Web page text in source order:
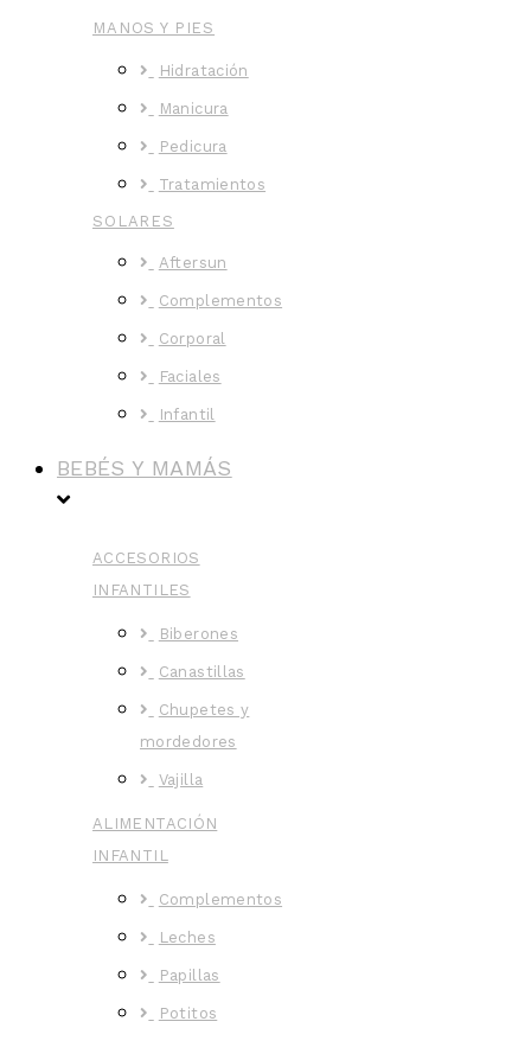
MANOS Y PIES
Hidratación
Manicura
Pedicura
Tratamientos
SOLARES
Aftersun
Complementos
Corporal
Faciales
Infantil
BEBÉS Y MAMÁS
ACCESORIOS
INFANTILES
Biberones
Canastillas
Chupetes y
mordedores
Vajilla
ALIMENTACIÓN
INFANTIL
Complementos
Leches
Papillas
Potitos